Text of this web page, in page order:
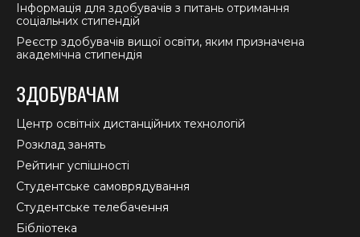
Інформація для здобувачів з питань отримання
соціальних стипендій
Реєстр здобувачів вищої освіти, яким призначена
академічна стипендія
ЗДОБУВАЧАМ
Центр освітніх дистанційних технологій
Розклад занять
Рейтинг успішності
Студентське самоврядування
Студентське телебачення
Бібліотека